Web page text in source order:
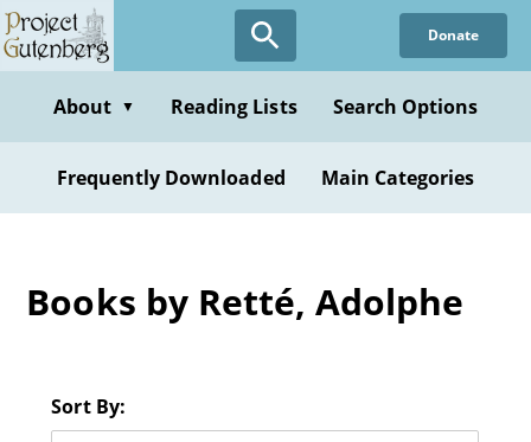
Skip
to
content
Donate
About ▼ Reading Lists Search Options
Frequently Downloaded Main Categories
Books by Retté, Adolphe
Sort By: